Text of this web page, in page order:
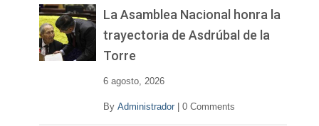
La Asamblea Nacional honra la
trayectoria de Asdrúbal de la
Torre
6 agosto, 2026
By Administrador 0 Comments